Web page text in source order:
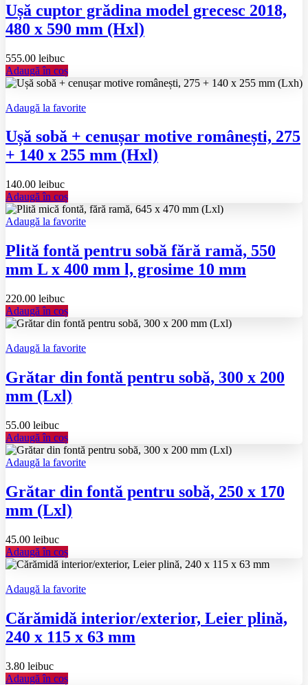
Ușă cuptor grădina model grecesc 2018,
480 x 590 mm (Hxl)
555.00 leibuc
Adaugă în coș
Adaugă la favorite
Ușă sobă + cenușar motive românești, 275
+ 140 x 255 mm (Hxl)
140.00 leibuc
Adaugă în coș
Adaugă la favorite
Plită fontă pentru sobă fără ramă, 550
mm L x 400 mm l, grosime 10 mm
220.00 leibuc
Adaugă în coș
Adaugă la favorite
Grătar din fontă pentru sobă, 300 x 200
mm (Lxl)
55.00 leibuc
Adaugă în coș
Adaugă la favorite
Grătar din fontă pentru sobă, 250 x 170
mm (Lxl)
45.00 leibuc
Adaugă în coș
Adaugă la favorite
Cărămidă interior/exterior, Leier plină,
240 x 115 x 63 mm
3.80 leibuc
Adaugă în coș